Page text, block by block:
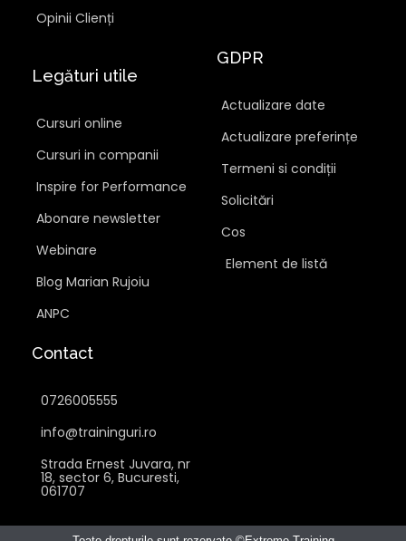
Opinii Clienți
Legături utile
Cursuri online
Cursuri in companii
Inspire for Performance
Abonare newsletter
Webinare
Blog Marian Rujoiu
ANPC
GDPR
Actualizare date
Actualizare preferințe
Termeni si condiții
Solicitări
Cos
Element de listă
Contact
0726005555
info@traininguri.ro
Strada Ernest Juvara, nr
18, sector 6, Bucuresti,
061707